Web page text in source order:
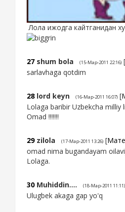
Лола ижодга кайтганидан
27 shum bola (15-Мар-2011 22:16) [
sarlavhaga qotdim
28 lord keyn (16-Мар-2011 16:07) [
Lolaga baribir Uzbekcha milliy
Omad !!!!!!!
29 zilola (17-Мар-2011 13:26) [
omad nima bugandayam
Lolaga.
30 Muhiddin.... (18-Мар-2011 11:11)
Ulugbek akaga gap yo'q